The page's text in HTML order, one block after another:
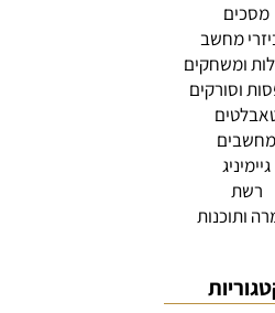
מסכים
מחשב
ומשחקים
וסורקים
מחשבים
גיימיניג
רשת
ותוכנות